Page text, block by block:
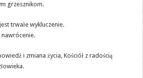
grzesznikom.
trwałe wykluczenie.
nawrócenie.
i zmiana życia, Kościół z radością